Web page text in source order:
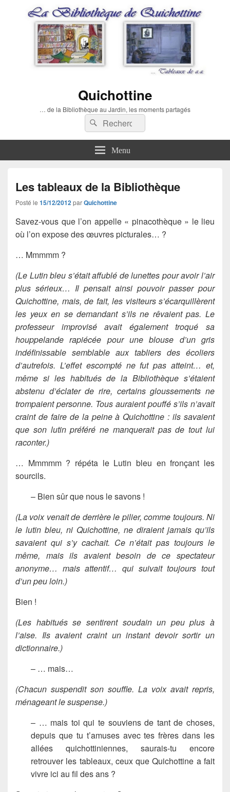
Quichottine
… de la Bibliothèque au Jardin, les moments partagés
Recherche :
Rechercher
Menu
Les tableaux de la Bibliothèque
Posté le 15/12/2012 parQuichottine
Savez-vous que l’on appelle « pinacothèque » le lieu
où l’on expose des œuvres picturales… ?
… Mmmmm ?
(Le Lutin bleu s’était affublé de lunettes pour avoir l’air
plus sérieux… Il pensait ainsi pouvoir passer pour
Quichottine, mais, de fait, les visiteurs s’écarquillèrent
les yeux en se demandant s’ils ne rêvaient pas. Le
professeur improvisé avait également troqué sa
houppelande rapiécée pour une blouse d’un gris
indéfinissable semblable aux tabliers des écoliers
d’autrefois. L’effet escompté ne fut pas atteint… et,
même si les habitués de la Bibliothèque s’étaient
abstenu d’éclater de rire, certains gloussements ne
trompaient personne. Tous auraient pouffé s’ils n’avait
craint de faire de la peine à Quichottine : ils savaient
que son lutin préféré ne manquerait pas de tout lui
raconter.)
… Mmmmm ? répéta le Lutin bleu en fronçant les
sourcils.
– Bien sûr que nous le savons !
(La voix venait de derrière le pilier, comme toujours. Ni
le lutin bleu, ni Quichottine, ne diraient jamais qu’ils
savaient qui s’y cachait. Ce n’était pas toujours le
même, mais ils avaient besoin de ce spectateur
anonyme… mais attentif… qui suivait toujours tout
d’un peu loin.)
Bien !
(Les habitués se sentirent soudain un peu plus à
l’aise. Ils avaient craint un instant devoir sortir un
dictionnaire.)
– … mais…
(Chacun suspendit son souffle. La voix avait repris,
ménageant le suspense.)
– … mais toi qui te souviens de tant de choses,
depuis que tu t’amuses avec tes frères dans les
allées quichottiniennes, saurais-tu encore
retrouver les tableaux, ceux que Quichottine a fait
vivre ici au fil des ans ?